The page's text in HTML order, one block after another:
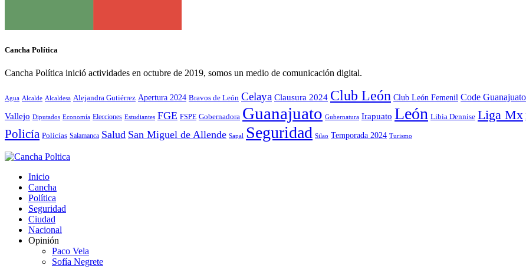
Cancha Política
Cancha Política inició actividades en octubre de 2019, somos un medio de comunicación digital.
Agua Alcalde Alcaldesa Alejandra Gutiérrez Apertura 2024 Bravos de León Celaya Clausura 2024 Club León Club León Femenil Code Guanajuato
Vallejo Diputados Economía Elecciones Estudiantes FGE FSPE Gobernadora Guanajuato Gubernatura Irapuato León Libia Dennise Liga Mx
Policía Policías Salamanca Salud San Miguel de Allende Sapal Seguridad Silao Temporada 2024 Turismo
Inicio
Cancha
Política
Seguridad
Ciudad
Nacional
Opinión
Paco Vela
Sofía Negrete